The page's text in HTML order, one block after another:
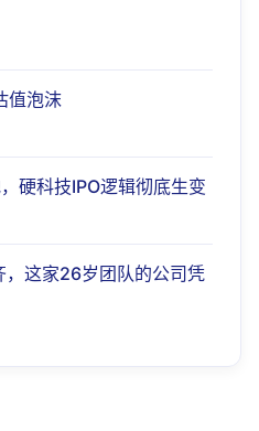
值泡沫
硬科技IPO逻辑彻底生变
这家26岁团队的公司凭